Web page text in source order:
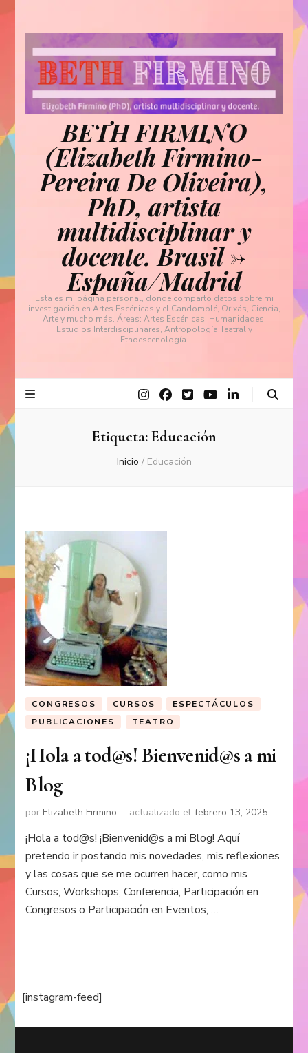
BETH FIRMINO
(Elizabeth Firmino-
Pereira De Oliveira),
PhD, artista
multidisciplinar y
docente. Brasil ->
España/Madrid
Esta es mi página personal, donde comparto datos sobre mi
investigación en Artes Escénicas y el Candomblé, Orixás, Ciencia,
Arte y mucho más. Áreas: Artes Escénicas, Humanidades,
Estudios Interdisciplinares, Antropología Teatral y
Etnoescenología.
Etiqueta:Educación
Inicio / Educación
CONGRESOS CURSOS
ESPECTÁCULOS
PUBLICACIONES
TEATRO
¡Hola a tod@s! Bienvenid@s a mi
Blog
porElizabeth Firmino actualizado el febrero 13, 2025
¡Hola a tod@s! ¡Bienvenid@s a mi Blog! Aquí
pretendo ir postando mis novedades, mis reflexiones
y las cosas que se me ocurren hacer, como mis
Cursos, Workshops, Conferencia, Participación en
Congresos o Participación en Eventos, …
[instagram-feed]